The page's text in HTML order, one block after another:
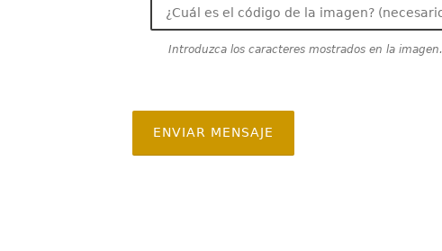
Introduzca los caracteres mostrados en la imagen.
ENVIAR MENSAJE